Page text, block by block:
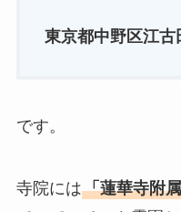
東京都中野区江古
です。
寺院には「蓮華寺附